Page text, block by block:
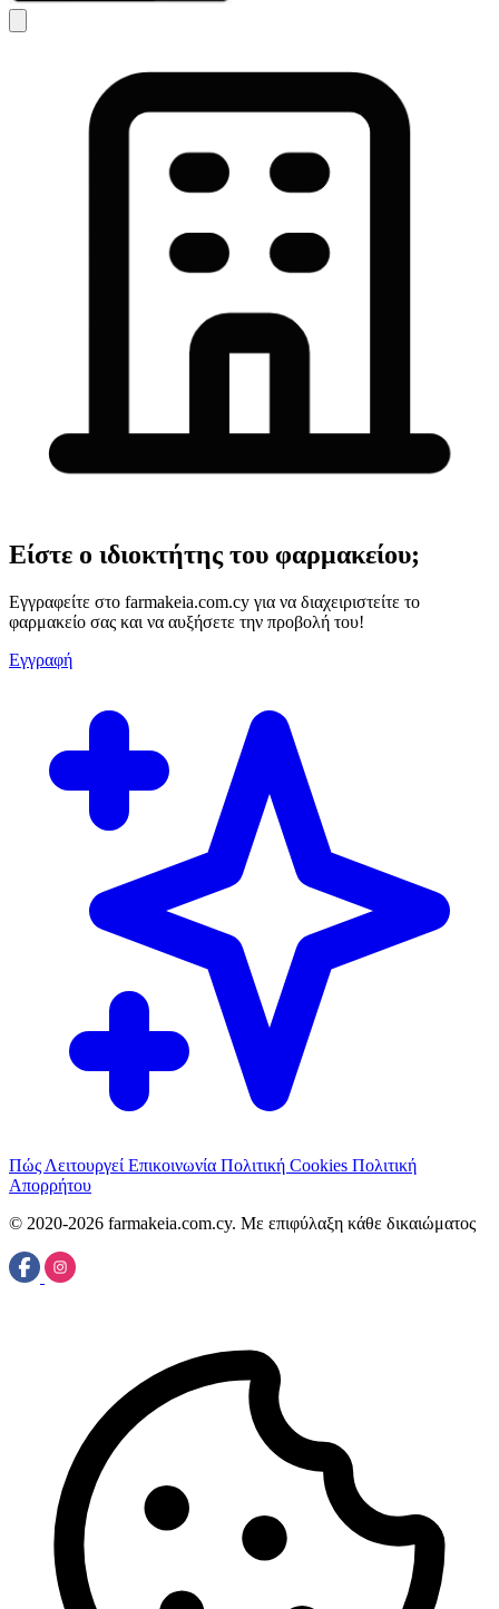
Είστε ο ιδιοκτήτης του φαρμακείου;
Εγγραφείτε στο farmakeia.com.cy για να διαχειριστείτε το
φαρμακείο σας και να αυξήσετε την προβολή του!
Εγγραφή
Πώς Λειτουργεί Επικοινωνία Πολιτική Cookies Πολιτική
Απορρήτου
© 2020-2026 farmakeia.com.cy. Με επιφύλαξη κάθε δικαιώματος